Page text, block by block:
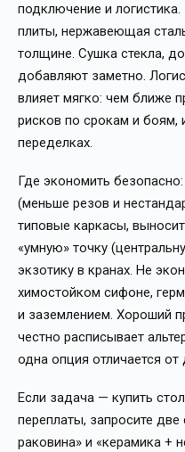
подключение и
плиты, нержавеющая
толщине. Сушка стекла,
добавляют заметно.
влияет мягко: чем ближе
рисков по срокам и боям,
переделках.
Где экономить
(меньше резов и
типовые каркасы,
«умную» точку
экзотику в кранах. Не
химостойком сифоне,
и заземлением. Хороший
честно расписывает
одна опция отличается от
Если задача — купить
переплаты, запросите
раковина» и «керамика +